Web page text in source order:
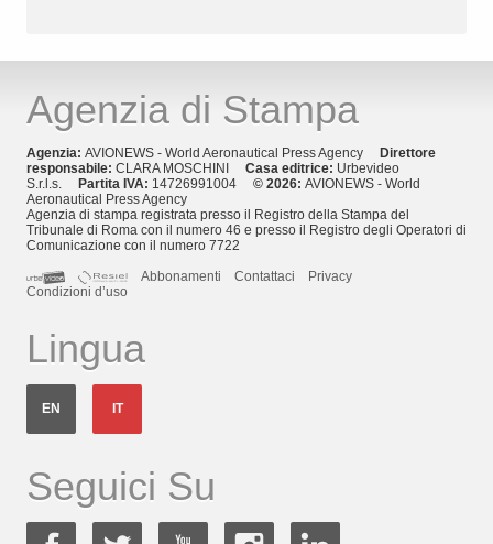
Agenzia di Stampa
Agenzia: AVIONEWS - World Aeronautical Press Agency
Direttore
responsabile: CLARA MOSCHINI Casa editrice: Urbevideo
S.r.l.s.
Partita IVA: 14726991004 © 2026: AVIONEWS - World
Aeronautical Press Agency
Agenzia di stampa registrata presso il Registro della Stampa del
Tribunale di Roma con il numero 46 e presso il Registro degli Operatori di
Comunicazione con il numero 7722
Abbonamenti
Contattaci
Privacy
Condizioni d’uso
Lingua
EN IT
Seguici Su